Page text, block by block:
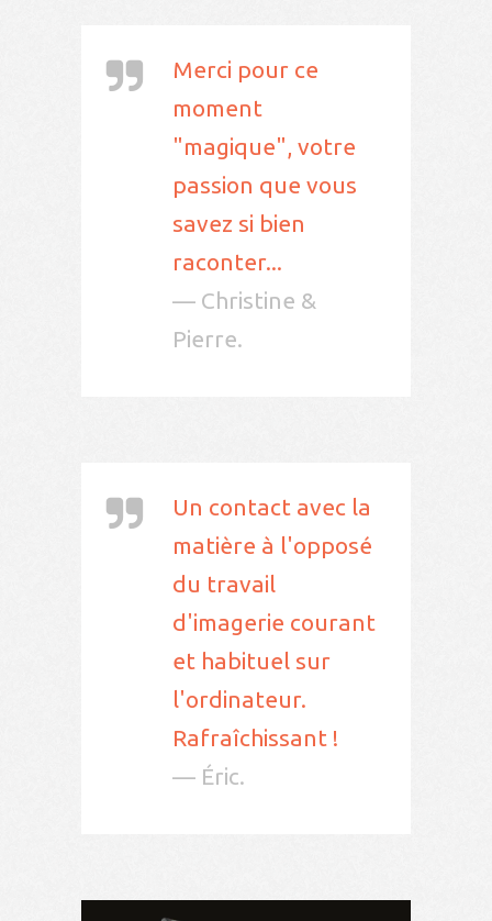
Merci pour ce
moment
"magique", votre
passion que vous
savez si bien
raconter...
— Christine &
Pierre.
Un contact avec la
matière à l'opposé
du travail
d'imagerie courant
et habituel sur
l'ordinateur.
Rafraîchissant !
— Éric.